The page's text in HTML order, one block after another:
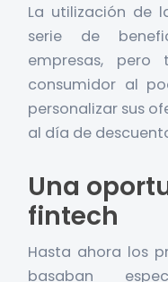
La utilización de
serie de
empresas, pero
consumidor al
personalizar sus
al día de
Una
fintech
Hasta ahora los
basaban